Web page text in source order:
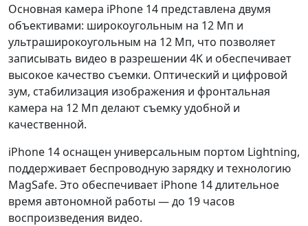
Основная камера iPhone 14 представлена двумя
объективами: широкоугольным на 12 Мп и
ультраширокоугольным на 12 Мп, что позволяет
записывать видео в разрешении 4K и обеспечивает
высокое качество съемки. Оптический и цифровой
зум, стабилизация изображения и фронтальная
камера на 12 Мп делают съемку удобной и
качественной.
iPhone 14 оснащен универсальным портом Lightning,
поддерживает беспроводную зарядку и технологию
MagSafe. Это обеспечивает iPhone 14 длительное
время автономной работы — до 19 часов
воспроизведения видео.